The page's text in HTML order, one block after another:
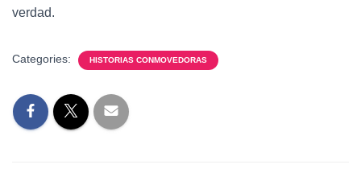
verdad.
Categories: HISTORIAS CONMOVEDORAS